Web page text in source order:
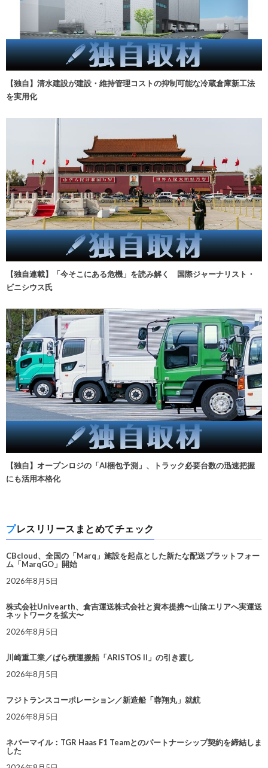
【独自】清水建設が建設・維持管理コストの抑制可能な冷蔵倉庫新工法
を実用化
【独自連載】「今そこにある危機」を読み解く 国際ジャーナリスト・
ビニシウス氏
【独自】オープンロジの「AI梱包予測」、トラック必要台数の迅速把握
にも活用本格化
プレスリリースまとめてチェック
CBcloud、全国の「Marq」施設を起点とした新たな配送プラットフォー
ム「MarqGO」開始
2026年8月5日
株式会社Univearth、倉吉運送株式会社と資本提携〜山陰エリアへ実運送
ネットワークを拡大〜
2026年8月5日
川崎重工業／ばら積運搬船「ARISTOS II」の引き渡し
2026年8月5日
フジトランスコーポレーション／新造船「蓉翔丸」就航
2026年8月5日
ネバーマイル：TGR Haas F1 Teamとのパートナーシップ契約を締結しま
した